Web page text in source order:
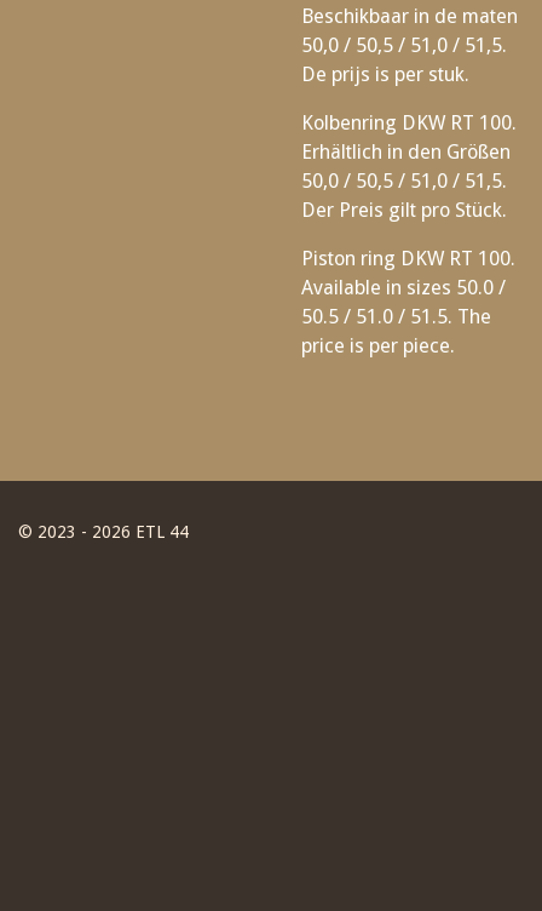
Beschikbaar in de maten
50,0 / 50,5 / 51,0 / 51,5.
De prijs is per stuk.
Kolbenring DKW RT 100.
Erhältlich in den Größen
50,0 / 50,5 / 51,0 / 51,5.
Der Preis gilt pro Stück.
Piston ring DKW RT 100.
Available in sizes 50.0 /
50.5 / 51.0 / 51.5. The
price is per piece.
© 2023 - 2026 ETL 44